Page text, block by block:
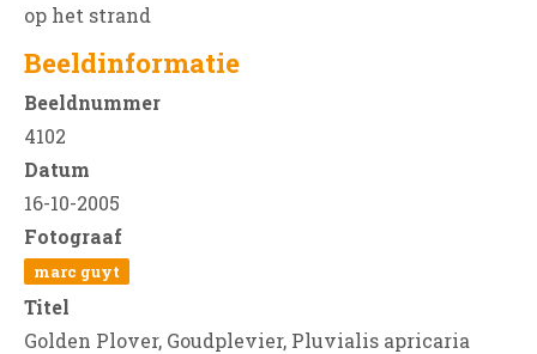
op het strand
Beeldinformatie
Beeldnummer
4102
Datum
16-10-2005
Fotograaf
marc guyt
Titel
Golden Plover, Goudplevier, Pluvialis apricaria